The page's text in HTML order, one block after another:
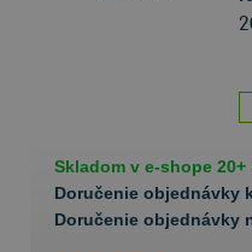
Skladom v e-shope 20+
Doručenie objednávky
Doručenie objednávky